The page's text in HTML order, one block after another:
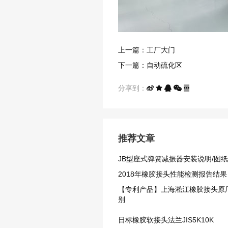
上一篇：工厂大门
下一篇：自动硫化区
分享到：
推荐文章
JB型座式弹簧减振器安装说明/图
2018年橡胶接头性能检测报告结果
【专利产品】上海淞江橡胶接头
别
日标橡胶软接头法兰JIS5K10K